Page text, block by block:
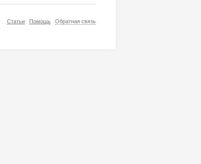
Статьи Помощь Обратная связь